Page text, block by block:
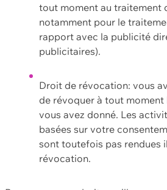
tout moment au traitement
notamment pour le
rapport avec la publicité
publicitaires).
Droit de révocation: vous
de révoquer à tout
vous avez donné. Les
basées sur votre
sont toutefois pas rendues
révocation.